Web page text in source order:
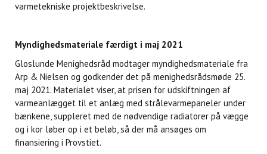
varmetekniske projektbeskrivelse.
Myndighedsmateriale færdigt i maj 2021
Gloslunde Menighedsråd modtager myndighedsmateriale fra
Arp & Nielsen og godkender det på menighedsrådsmøde 25.
maj 2021. Materialet viser, at prisen for udskiftningen af
varmeanlægget til et anlæg med strålevarmepaneler under
bænkene, suppleret med de nødvendige radiatorer på vægge
og i kor løber op i et beløb, så der må ansøges om
finansiering i Provstiet.